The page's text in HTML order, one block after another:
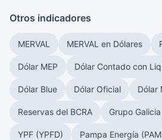
Otros indicadores
MERVAL MERVAL en Dólares
Dólar MEP Dólar Contado con
Dólar Blue Dólar Oficial Dólar
Reservas del BCRA Grupo
YPF (YPFD) Pampa Energía